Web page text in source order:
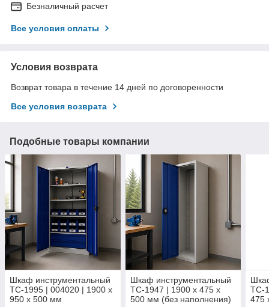
Безналичный расчет
Все условия оплаты
Условия возврата
Возврат товара в течение 14 дней по договоренности
Все условия возврата
Подобные товары компании
Шкаф инструментальный
TC-1995 | 004020 | 1900 x
950 x 500 мм
Шкаф инструментальный
TC-1947 | 1900 x 475 x
500 мм (без наполнения)
TC-
475